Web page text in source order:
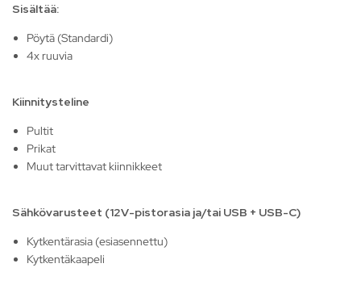
Sisältää:
Pöytä (Standardi)
4x ruuvia
Kiinnitysteline
Pultit
Prikat
Muut tarvittavat kiinnikkeet
Sähkövarusteet (12V-pistorasia ja/tai USB + USB-C)
Kytkentärasia (esiasennettu)
Kytkentäkaapeli